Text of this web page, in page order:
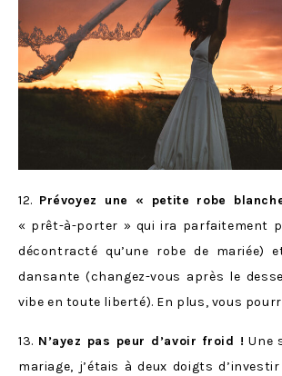
12. Prévoyez une « petite robe
« prêt-à-porter » qui ira parfaitement
décontracté qu’une robe de mariée)
dansante (changez-vous après le
vibe en toute liberté). En plus, vous
13. N’ayez pas peur d’avoir froid ! Une
mariage, j’étais à deux doigts